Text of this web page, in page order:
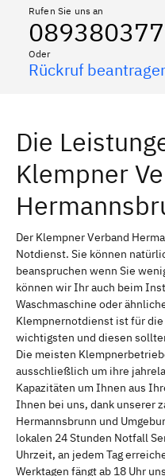
Rufen Sie uns an
Oder
Rückruf
Die
Klempner
Der Klempner Verband
Notdienst. Sie können
beanspruchen wenn Sie
können wir Ihr auch beim
Waschmaschine oder
Klempnernotdienst ist für
wichtigsten und diesen
Die meisten
ausschließlich um ihre
Kapazitäten um Ihnen aus
Ihnen bei uns, dank unserer
Hermannsbrunn und
lokalen 24 Stunden Notfall
Uhrzeit, an jedem Tag
Werktagen fängt ab 18 Uhr